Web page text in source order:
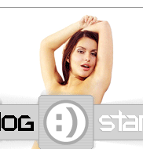
——————————